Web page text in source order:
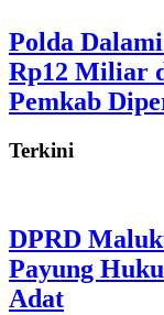
Polda
Rp12 Miliar
Pemkab
Terkini
DPRD
Payung
Adat